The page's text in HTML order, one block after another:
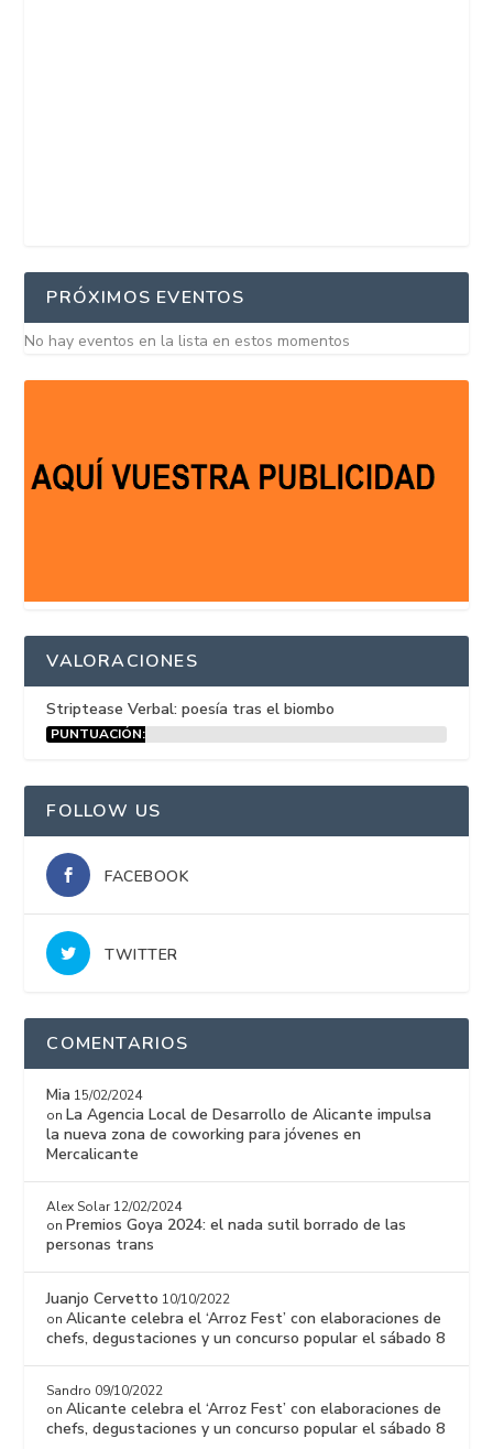
PRÓXIMOS EVENTOS
No hay eventos en la lista en estos momentos
VALORACIONES
Striptease Verbal: poesía tras el biombo
PUNTUACIÓN:
FOLLOW US
FACEBOOK
TWITTER
COMENTARIOS
Mia 15/02/2024
on La Agencia Local de Desarrollo de Alicante impulsa
la nueva zona de coworking para jóvenes en
Mercalicante
Alex Solar 12/02/2024
on Premios Goya 2024: el nada sutil borrado de las
personas trans
Juanjo Cervetto 10/10/2022
onAlicante celebra el ‘Arroz Fest’ con elaboraciones de
chefs, degustaciones y un concurso popular el sábado 8
Sandro 09/10/2022
onAlicante celebra el ‘Arroz Fest’ con elaboraciones de
chefs, degustaciones y un concurso popular el sábado 8